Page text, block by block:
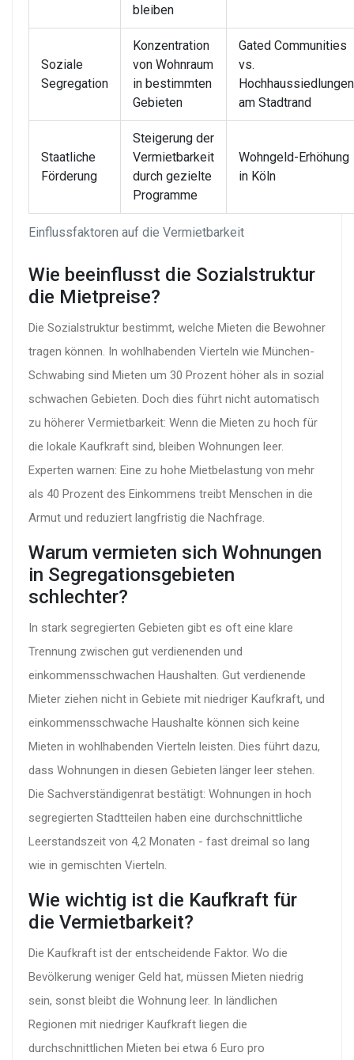
Einflussfaktoren auf die Vermietbarkeit
bleiben
Soziale
Segregation
Konzentration
von Wohnraum
in bestimmten
Gebieten
Gated Communities
vs.
Hochhaussiedlungen
am Stadtrand
Staatliche
Förderung
Steigerung der
Vermietbarkeit
durch gezielte
Programme
Wohngeld-Erhöhung
in Köln
Wie beeinflusst die Sozialstruktur
die Mietpreise?
Die Sozialstruktur bestimmt, welche Mieten die Bewohner
tragen können. In wohlhabenden Vierteln wie München-
Schwabing sind Mieten um 30 Prozent höher als in sozial
schwachen Gebieten. Doch dies führt nicht automatisch
zu höherer Vermietbarkeit: Wenn die Mieten zu hoch für
die lokale Kaufkraft sind, bleiben Wohnungen leer.
Experten warnen: Eine zu hohe Mietbelastung von mehr
als 40 Prozent des Einkommens treibt Menschen in die
Armut und reduziert langfristig die Nachfrage.
Warum vermieten sich Wohnungen
in Segregationsgebieten
schlechter?
In stark segregierten Gebieten gibt es oft eine klare
Trennung zwischen gut verdienenden und
einkommensschwachen Haushalten. Gut verdienende
Mieter ziehen nicht in Gebiete mit niedriger Kaufkraft, und
einkommensschwache Haushalte können sich keine
Mieten in wohlhabenden Vierteln leisten. Dies führt dazu,
dass Wohnungen in diesen Gebieten länger leer stehen.
Die Sachverständigenrat bestätigt: Wohnungen in hoch
segregierten Stadtteilen haben eine durchschnittliche
Leerstandszeit von 4,2 Monaten - fast dreimal so lang
wie in gemischten Vierteln.
Wie wichtig ist die Kaufkraft für
die Vermietbarkeit?
Die Kaufkraft ist der entscheidende Faktor. Wo die
Bevölkerung weniger Geld hat, müssen Mieten niedrig
sein, sonst bleibt die Wohnung leer. In ländlichen
Regionen mit niedriger Kaufkraft liegen die
durchschnittlichen Mieten bei etwa 6 Euro pro